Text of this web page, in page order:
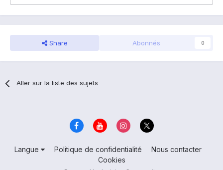
Share Abonnés 0
Aller sur la liste des sujets
Langue Politique de confidentialité
Nous contacter
Cookies